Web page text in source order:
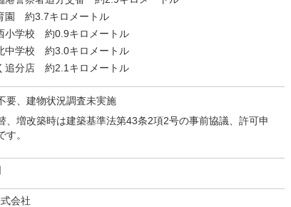
園 約3.7キロメートル
小学校 約0.9キロメートル
中学校 約3.0キロメートル
追分店 約2.1キロメートル
要、建物状況調査未実施
、増改築時は建築基準法第43条2項2号の事前協議、許可申
す。
会社